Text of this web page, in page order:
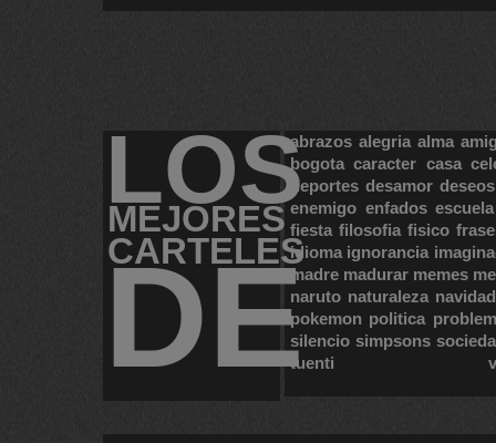
LOS
MEJORES
CARTELES
DE
abrazos alegria alma
bogota caracter casa
deportes desamor deseos
enemigo enfados escuela
fiesta filosofia fisico
idioma ignorancia
madre madurar memes
naruto naturaleza navidad
pokemon politica
silencio simpsons
tuenti